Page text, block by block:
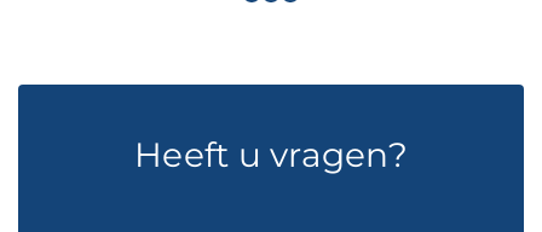
Heeft u vragen?